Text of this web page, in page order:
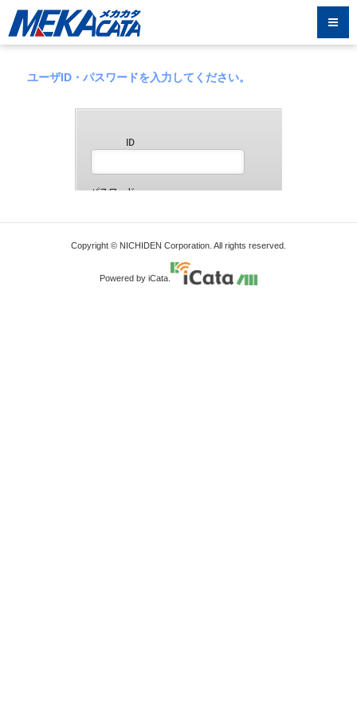
ユーザID・パスワードを入力してください。
Copyright © NICHIDEN Corporation. All rights reserved.
Powered by iCata.